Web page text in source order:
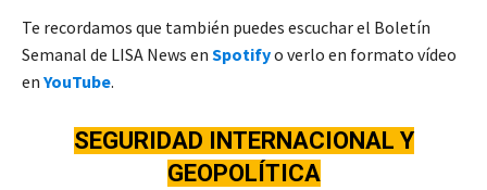
Te recordamos que también puedes escuchar el Boletín
Semanal de LISA News en Spotifyo verlo en formato vídeo
en YouTube.
SEGURIDAD INTERNACIONAL Y
GEOPOLÍTICA